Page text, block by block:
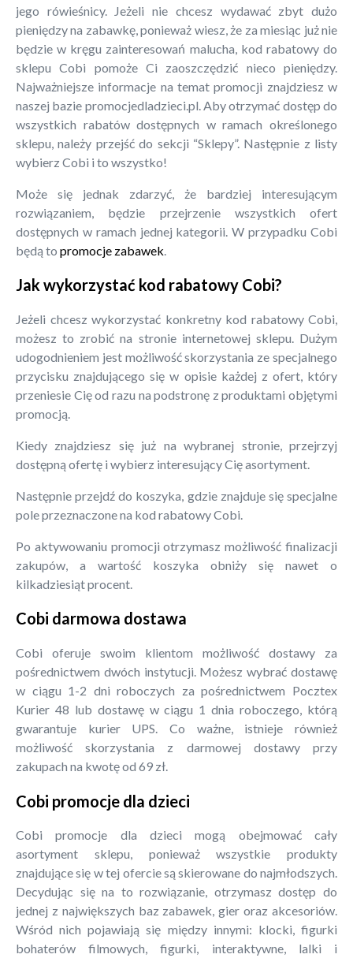
jego rówieśnicy. Jeżeli nie chcesz wydawać zbyt dużo
pieniędzy na zabawkę, ponieważ wiesz, że za miesiąc już nie
będzie w kręgu zainteresowań malucha, kod rabatowy do
sklepu Cobi pomoże Ci zaoszczędzić nieco pieniędzy.
Najważniejsze informacje na temat promocji znajdziesz w
naszej bazie promocjedladzieci.pl. Aby otrzymać dostęp do
wszystkich rabatów dostępnych w ramach określonego
sklepu, należy przejść do sekcji “Sklepy”. Następnie z listy
wybierz Cobi i to wszystko!
Może się jednak zdarzyć, że bardziej interesującym
rozwiązaniem, będzie przejrzenie wszystkich ofert
dostępnych w ramach jednej kategorii. W przypadku Cobi
będą to promocje zabawek
Jak wykorzystać kod rabatowy Cobi?
Jeżeli chcesz wykorzystać konkretny kod rabatowy Cobi,
możesz to zrobić na stronie internetowej sklepu. Dużym
udogodnieniem jest możliwość skorzystania ze specjalnego
przycisku znajdującego się w opisie każdej z ofert, który
przeniesie Cię od razu na podstronę z produktami objętymi
promocją.
Kiedy znajdziesz się już na wybranej stronie, przejrzyj
dostępną ofertę i wybierz interesujący Cię asortyment.
Następnie przejdź do koszyka, gdzie znajduje się specjalne
pole przeznaczone na kod rabatowy Cobi.
Po aktywowaniu promocji otrzymasz możliwość finalizacji
zakupów, a wartość koszyka obniży się nawet o
kilkadziesiąt procent.
Cobi darmowa dostawa
Cobi oferuje swoim klientom możliwość dostawy za
pośrednictwem dwóch instytucji. Możesz wybrać dostawę
w ciągu 1-2 dni roboczych za pośrednictwem Pocztex
Kurier 48 lub dostawę w ciągu 1 dnia roboczego, którą
gwarantuje kurier UPS. Co ważne, istnieje również
możliwość skorzystania z darmowej dostawy przy
zakupach na kwotę od 69 zł.
Cobi promocje dla dzieci
Cobi promocje dla dzieci mogą obejmować cały
asortyment sklepu, ponieważ wszystkie produkty
znajdujące się w tej ofercie są skierowane do najmłodszych.
Decydując się na to rozwiązanie, otrzymasz dostęp do
jednej z największych baz zabawek, gier oraz akcesoriów.
Wśród nich pojawiają się między innymi: klocki, figurki
bohaterów filmowych, figurki, interaktywne, lalki i